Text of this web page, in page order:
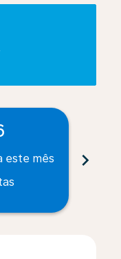
este mês
chevron_right